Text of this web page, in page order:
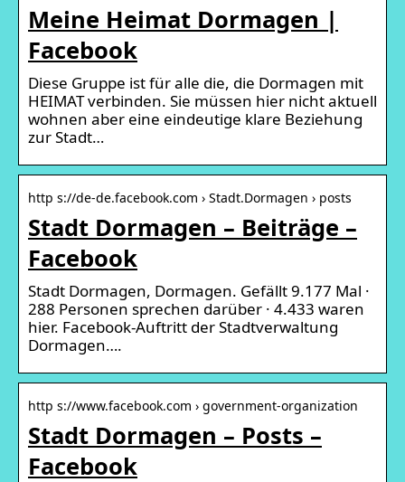
Meine Heimat Dormagen |
Facebook
Diese Gruppe ist für alle die, die Dormagen mit
HEIMAT verbinden. Sie müssen hier nicht aktuell
wohnen aber eine eindeutige klare Beziehung
zur Stadt…
http s://de-de.facebook.com › Stadt.Dormagen › posts
Stadt Dormagen – Beiträge –
Facebook
Stadt Dormagen, Dormagen. Gefällt 9.177 Mal ·
288 Personen sprechen darüber · 4.433 waren
hier. Facebook-Auftritt der Stadtverwaltung
Dormagen….
http s://www.facebook.com › government-organization
Stadt Dormagen – Posts –
Facebook